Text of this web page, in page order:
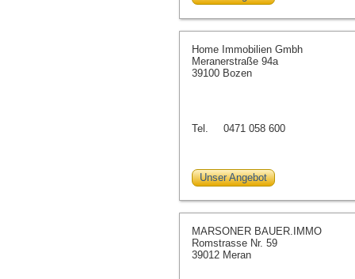
Home Immobilien Gmbh
Meranerstraße 94a
39100 Bozen
Tel. 0471 058 600
Unser Angebot
MARSONER BAUER.IMMO
Romstrasse Nr. 59
39012 Meran